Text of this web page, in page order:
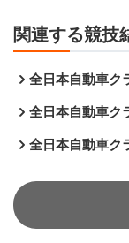
関連する競技
全日本自動車ク
全日本自動車ク
全日本自動車ク